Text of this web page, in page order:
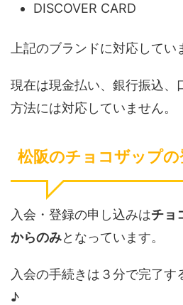
DISCOVER CARD
上記のブランドに対応してい
現在は現金払い、銀行振込、
方法には対応していません。
松阪のチョコザップの
入会・登録の申し込みはチョ
からのみとなっています。
入会の手続きは３分で完了す
♪